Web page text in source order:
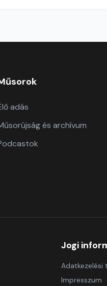
adás
és archívum
Jogi
Adatkezelési
Impresszum